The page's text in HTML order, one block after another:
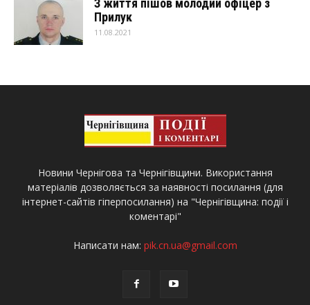
Прилук
11.08.2021
Новини Чернігова та Чернігівщини. Використання
матеріалів дозволяється за наявності посилання (для
інтернет-сайтів гіперпосилання) на "Чернігівщина: події і
коментарі"
Написати нам: pik.cn.ua@gmail.com